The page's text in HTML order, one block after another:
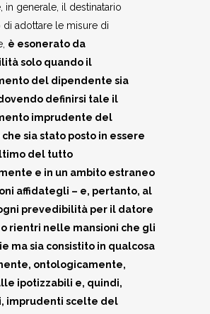
in generale, il destinatario
di adottare le misure di
è esonerato da
solo quando il
del dipendente sia
definirsi tale il
imprudente del
sia stato posto in essere
del tutto
e in un ambito estraneo
affidategli – e, pertanto, al
prevedibilità per il datore
rientri nelle mansioni che gli
ma sia consistito in qualcosa
ontologicamente,
ipotizzabili e, quindi,
imprudenti scelte del